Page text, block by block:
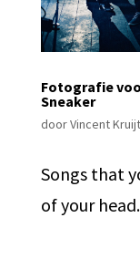
Fotografie
Sneaker
doorVincent Kruijt
Songs that
of your head.